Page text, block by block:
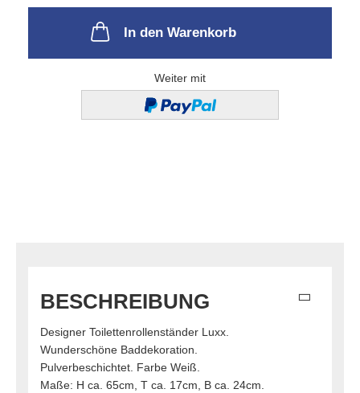
In den Warenkorb
Weiter mit
BESCHREIBUNG
Designer Toilettenrollenständer Luxx.
Wunderschöne Baddekoration.
Pulverbeschichtet. Farbe Weiß.
Maße: H ca. 65cm, T ca. 17cm, B ca. 24cm.